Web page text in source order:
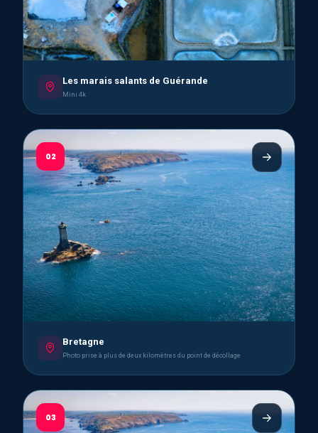
Les marais salants de Guérande
Mini 4k
02
Bretagne
Photo prise à plus de deux kilomètres du point de décollage
03